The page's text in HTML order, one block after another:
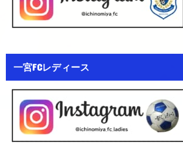
一宮FCレディース